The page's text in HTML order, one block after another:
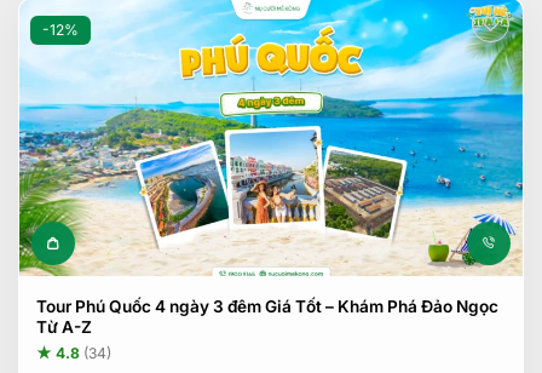
-12%
Tour Phú Quốc 4 ngày 3 đêm Giá Tốt – Khám Phá Đảo Ngọc
Từ A-Z
★ 4.8 (34)